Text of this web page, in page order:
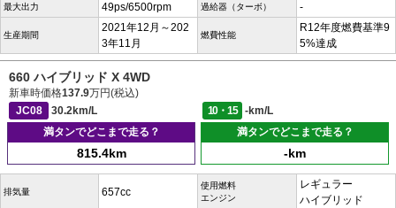
最大出力 49ps/6500rpm 過給器（ターボ） -
生産期間
2021年12月～202
3年11月
燃費性能
R12年度燃費基準9
5%達成
660 ハイブリッド X 4WD
新車時価格137.9万円(税込)
JC08
30.2km/L 10・15
-km/L
満タンでどこまで走る？
815.4km
満タンでどこまで走る？
-km
排気量 657cc
使用燃料
エンジン
レギュラー
ハイブリッド